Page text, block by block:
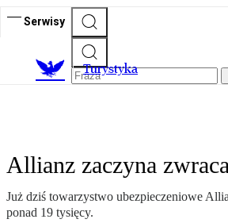
Serwisy
Turystyka
Allianz zaczyna
Już dziś towarzystwo ubezpieczeniowe
ponad 19 tysięcy.